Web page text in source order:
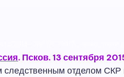
2013-06/
. Псков. 13 сентября
следственным отделом СКР